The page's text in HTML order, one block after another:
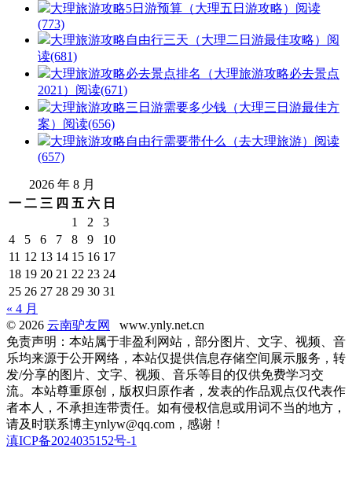
大理旅游攻略5日游预算（大理五日游攻略） 阅读
(773)
大理旅游攻略自由行三天（大理二日游最佳攻略） 阅
读(681)
大理旅游攻略必去景点排名（大理旅游攻略必去景点
2021） 阅读(671)
大理旅游攻略三日游需要多少钱（大理三日游最佳方
案） 阅读(656)
大理旅游攻略自由行需要带什么（去大理旅游） 阅读
(657)
2026 年 8 月
一 二 三 四 五 六 日
1
2
3
4
5 6 7 8 9
10
11 12 13 14 15 16 17
18 19 20 21 22 23 24
25 26 27 28 29 30 31
« 4 月
© 2026 云南驴友网
www.ynly.net.cn
免责声明：本站属于非盈利网站，部分图片、文字、视频、音
乐均来源于公开网络，本站仅提供信息存储空间展示服务，转
发/分享的图片、文字、视频、音乐等目的仅供免费学习交
流。本站尊重原创，版权归原作者，发表的作品观点仅代表作
者本人，不承担连带责任。如有侵权信息或用词不当的地方，
请及时联系博主ynlyw@qq.com，感谢！
滇ICP备2024035152号-1